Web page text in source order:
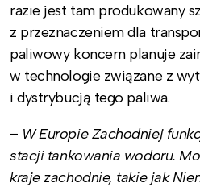
razie jest tam produkowany
z przeznaczeniem dla
paliwowy koncern planuje
w technologie związane z
i dystrybucją tego paliwa.
– W Europie Zachodniej
stacji tankowania wodoru.
kraje zachodnie, takie jak